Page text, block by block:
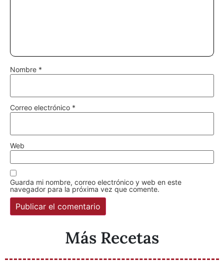
Nombre *
Correo electrónico *
Web
Guarda mi nombre, correo electrónico y web en este
navegador para la próxima vez que comente.
Más Recetas